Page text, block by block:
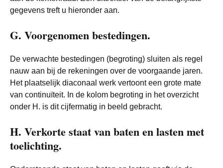
gegevens treft u hieronder aan.
G. Voorgenomen bestedingen.
De verwachte bestedingen (begroting) sluiten als regel
nauw aan bij de rekeningen over de voorgaande jaren.
Het plaatselijk diaconaal werk vertoont een grote mate
van continuïteit. In de kolom begroting in het overzicht
onder H. is dit cijfermatig in beeld gebracht.
H. Verkorte staat van baten en lasten met
toelichting.